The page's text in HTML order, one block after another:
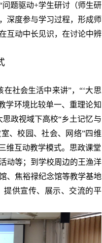
题驱动+学生研讨（师生研
深度参与学习过程，形成师
互动中长见识，在讨论中辨
社会生活中来讲”，“‘大思
学环境比较单一、重理论知
政视域下高校“乡土记忆与
、校园、社会、网络”四维
维互动教学模式。思政课堂
动等；到学校周边的王渔洋
、焦裕禄纪念馆等教学基地
提供宣传、展示、交流的平